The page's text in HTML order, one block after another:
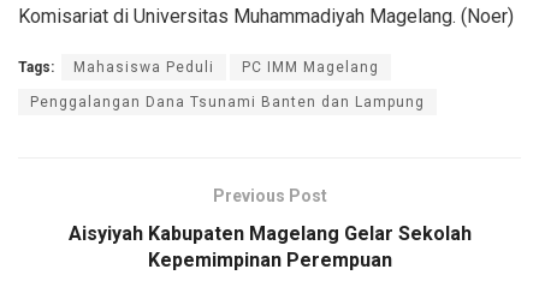
Komisariat di Universitas Muhammadiyah Magelang. (Noer)
Tags: Mahasiswa Peduli PC IMM Magelang
Penggalangan Dana Tsunami Banten dan Lampung
Previous Post
Aisyiyah Kabupaten Magelang Gelar Sekolah
Kepemimpinan Perempuan